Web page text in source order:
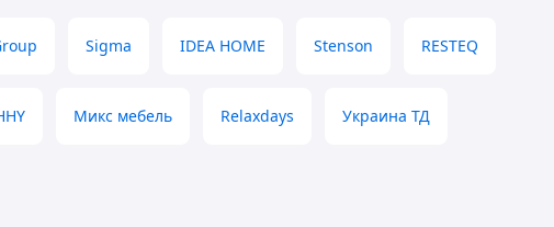
Sigma IDEA HOME Stenson RESTEQ
Микс мебель Relaxdays Украина ТД